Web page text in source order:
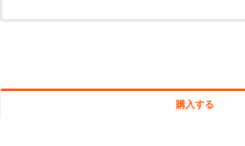
購入する